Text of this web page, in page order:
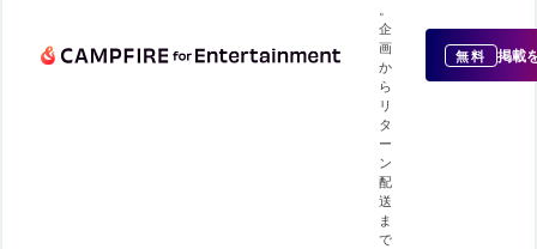
企
画
か
ら
リ
タ
ー
ン
配
送
ま
で
無料 掲載